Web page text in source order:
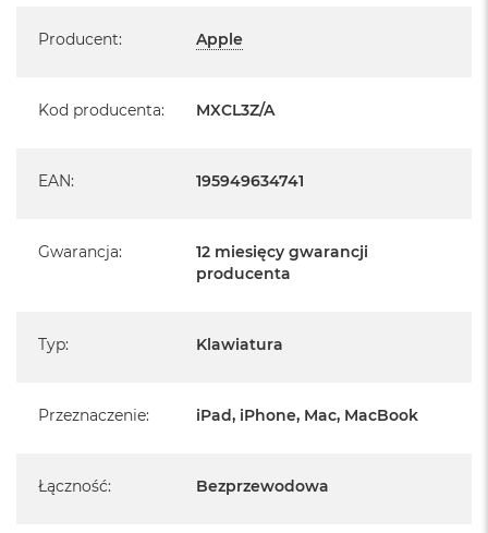
iPhone z systemem iOS 14.5 lub nowszym
Producent: Apple
Kod producenta: MXCL3Z/A
EAN: 195949634741
Gwarancja:
12 miesięcy gwarancji
producenta
Typ: Klawiatura
Przeznaczenie: iPad, iPhone, Mac, MacBook
Łączność: Bezprzewodowa